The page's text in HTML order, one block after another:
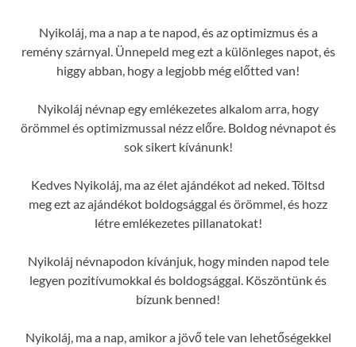
Nyikoláj, ma a nap a te napod, és az optimizmus és a
remény szárnyal. Ünnepeld meg ezt a különleges napot, és
higgy abban, hogy a legjobb még előtted van!
Nyikoláj névnap egy emlékezetes alkalom arra, hogy
örömmel és optimizmussal nézz előre. Boldog névnapot és
sok sikert kívánunk!
Kedves Nyikoláj, ma az élet ajándékot ad neked. Töltsd
meg ezt az ajándékot boldogsággal és örömmel, és hozz
létre emlékezetes pillanatokat!
Nyikoláj névnapodon kívánjuk, hogy minden napod tele
legyen pozitívumokkal és boldogsággal. Köszöntünk és
bízunk benned!
Nyikoláj, ma a nap, amikor a jövő tele van lehetőségekkel